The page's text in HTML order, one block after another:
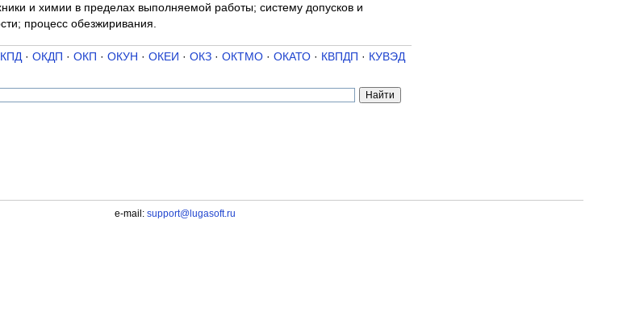
и химии в пределах выполняемой работы; систему допусков и
процесс обезжиривания.
· ОКДП · ОКП · ОКУН · ОКЕИ · ОКЗ· ОКТМО· ОКАТО· КВПДП · КУВЭД
e-mail: support@lugasoft.ru